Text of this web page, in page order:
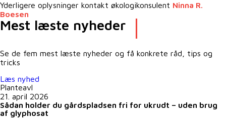
Yderligere oplysninger kontakt økologikonsulent Ninna R.
Boesen
Mest læste nyheder
Se de fem mest læste nyheder og få konkrete råd, tips og
tricks
Læs nyhed
Planteavl
21. april 2026
Sådan holder du gårdspladsen fri for ukrudt – uden brug
af glyphosat